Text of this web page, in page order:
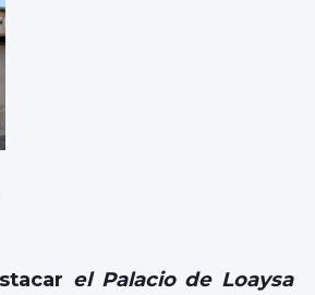
el Palacio de Loaysa